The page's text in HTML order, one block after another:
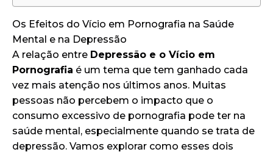
Os Efeitos do Vício em Pornografia na Saúde
Mental e na Depressão
A relação entre Depressão e o Vício em
Pornografia é um tema que tem ganhado cada
vez mais atenção nos últimos anos. Muitas
pessoas não percebem o impacto que o
consumo excessivo de pornografia pode ter na
saúde mental, especialmente quando se trata de
depressão. Vamos explorar como esses dois